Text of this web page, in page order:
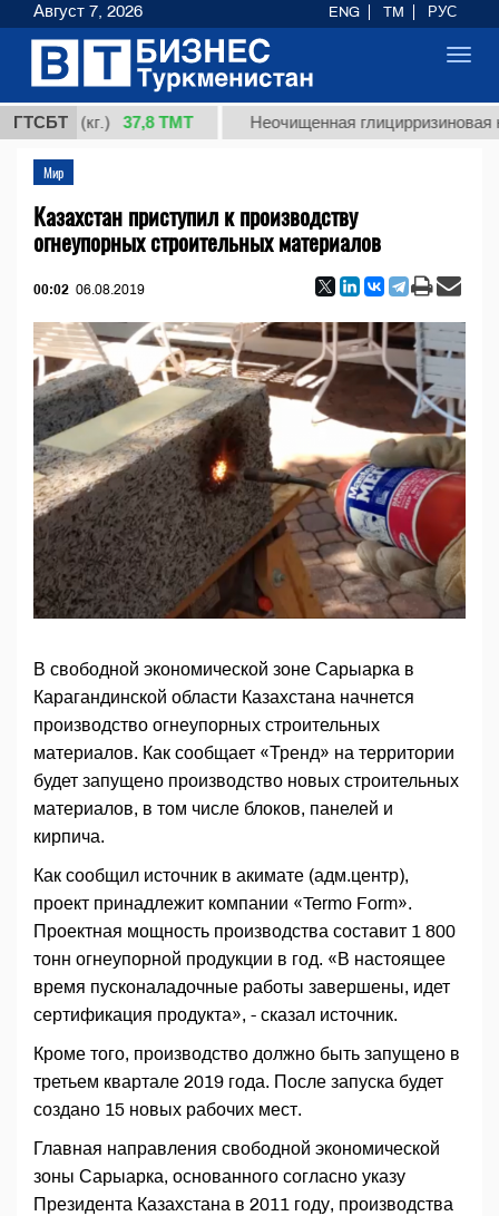
ГТСБТ
1 (кг.) 37,8 ТМТ Неочищенная глицирризиновая
Мир
Казахстан приступил к производству
огнеупорных строительных материалов
00:02 06.08.2019
В свободной экономической зоне Сарыарка в
Карагандинской области Казахстана начнется
производство огнеупорных строительных
материалов. Как сообщает «Тренд» на территории
будет запущено производство новых строительных
материалов, в том числе блоков, панелей и
кирпича.
Как сообщил источник в акимате (адм.центр),
проект принадлежит компании «Termo Form».
Проектная мощность производства составит 1 800
тонн огнеупорной продукции в год. «В настоящее
время пусконаладочные работы завершены, идет
сертификация продукта», - сказал источник.
Кроме того, производство должно быть запущено в
третьем квартале 2019 года. После запуска будет
создано 15 новых рабочих мест.
Главная направления свободной экономической
зоны Сарыарка, основанного согласно указу
Президента Казахстана в 2011 году, производства
Август 7, 2026 ENG TM РУС